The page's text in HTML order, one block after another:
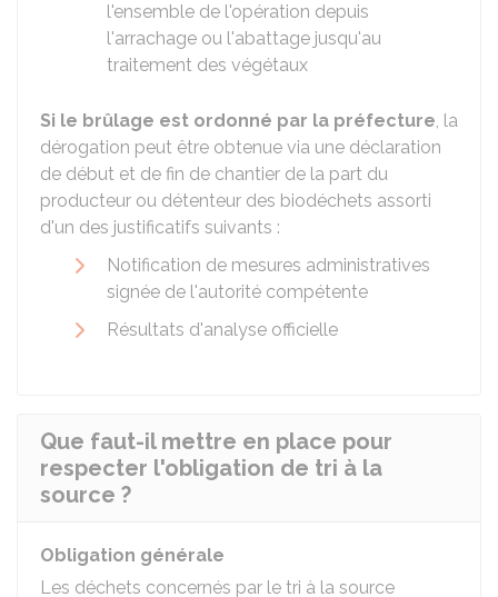
l'ensemble de l'opération depuis
l'arrachage ou l'abattage jusqu'au
traitement des végétaux
Si le brûlage est ordonné par la préfecture, la
dérogation peut être obtenue via une déclaration
de début et de fin de chantier de la part du
producteur ou détenteur des biodéchets assorti
d'un des justificatifs suivants :
Notification de mesures administratives
signée de l'autorité compétente
Résultats d'analyse officielle
Que faut-il mettre en place pour
respecter l'obligation de tri à la
source ?
Obligation générale
Les déchets concernés par le tri à la source